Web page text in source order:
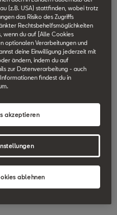
ist eine
wenn sie vom Fahrer
hydraulische Komponenten
Servolenkung besteht
verbraucht und neue Komfort-
(z.B. USA) stattfinden, wobei trotz
das Risiko des Zugriffs
Rechtsbehelfsmöglichkeiten
wenn du auf [Alle Cookies
optionalen Verarbeitungen und
deine Einwilligung jederzeit mit
ändern, indem du auf
zur Datenverarbeitung - auch
findest du in
ablehnen
akzeptieren